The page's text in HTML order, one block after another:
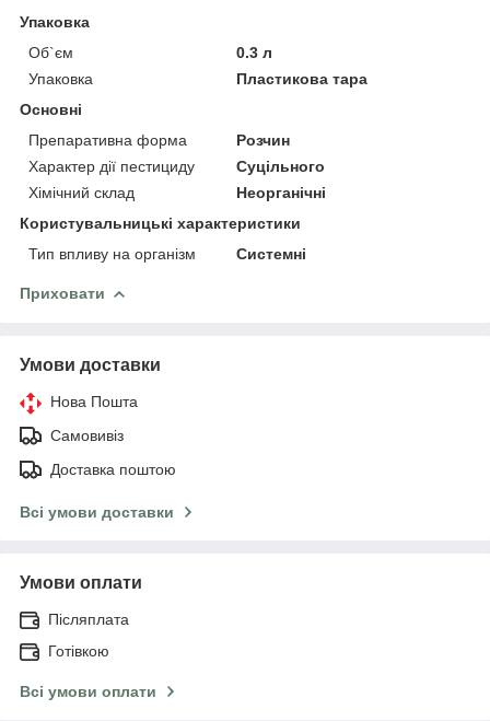
Упаковка
Об`єм
0.3 л
Упаковка
Пластикова тара
Основні
Препаративна форма
Розчин
Характер дії пестициду
Суцільного
Хімічний склад
Неорганічні
Користувальницькі характеристики
Тип впливу на організм
Системні
Приховати
Умови доставки
Нова Пошта
Самовивіз
Доставка поштою
Всі умови доставки
Умови оплати
Післяплата
Готівкою
Всі умови оплати